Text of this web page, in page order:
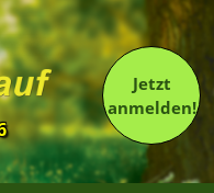
Jetzt
anmelden!